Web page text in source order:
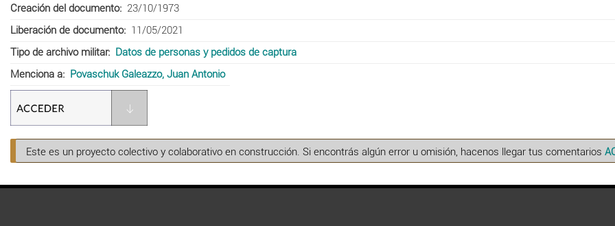
Creación del documento
23/10/1973
Liberación de documento
11/05/2021
Tipo de archivo militar
Datos de personas y pedidos de captura
Menciona a
Povaschuk Galeazzo, Juan Antonio
Este es un proyecto colectivo y colaborativo en construcción. Si encontrás algún error u omisión, hacenos llegar tus comentarios